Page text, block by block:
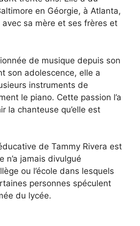
en Géorgie, à Atlanta,
sa mère et ses frères et
de musique depuis son
son adolescence, elle a
instruments de
le piano. Cette passion l’a
la chanteuse qu’elle est
de Tammy Rivera est
n’a jamais divulgué
ou l’école dans lesquels
personnes spéculent
du lycée.